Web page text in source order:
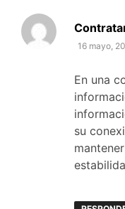
16 mayo,
En una
su